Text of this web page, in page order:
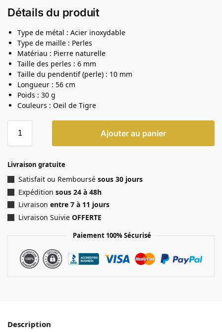
Détails du produit
Type de métal : Acier inoxydable
Type de maille : Perles
Matériau : Pierre naturelle
Taille des perles : 6 mm
Taille du pendentif (perle) : 10 mm
Longueur : 56 cm
Poids : 30 g
Couleurs : Oeil de Tigre
Ajouter au panier
Livraison gratuite
Satisfait ou Remboursé sous 30 jours
Expédition sous 24 à 48h
Livraison entre 7 à 11 jours
Livraison Suivie OFFERTE
Paiement 100% Sécurisé
Description